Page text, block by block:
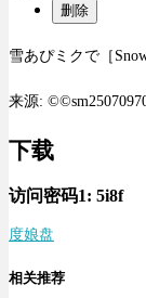
删除
雪あぴミクで［
来源:
下载
访问密码1: 5i8f
度娘盘
相关推荐